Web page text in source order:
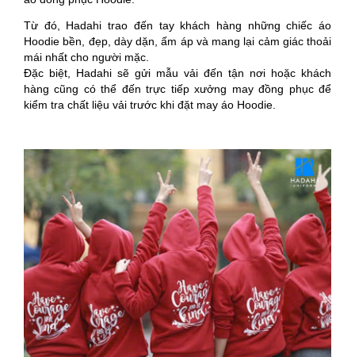
Từ đó, Hadahi trao đến tay khách hàng những chiếc áo
Hoodie bền, đẹp, dày dặn, ấm áp và mang lại cảm giác thoải
mái nhất cho người mặc.
Đặc biệt, Hadahi sẽ gửi mẫu vải đến tận nơi hoặc khách
hàng cũng có thể đến trực tiếp xưởng may đồng phục để
kiểm tra chất liệu vải trước khi đặt may áo Hoodie.